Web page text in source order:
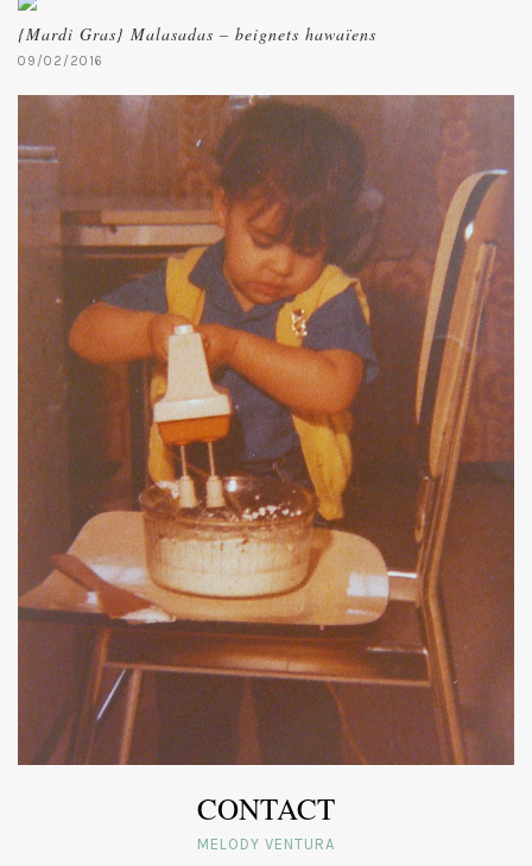
{Mardi Gras} Malasadas – beignets hawaïens
09/02/2016
CONTACT
MELODY VENTURA